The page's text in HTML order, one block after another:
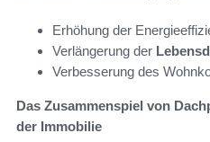
Erhöhung der
Verlängerung der
Verbesserung des
Das Zusammenspiel von
der Immobilie